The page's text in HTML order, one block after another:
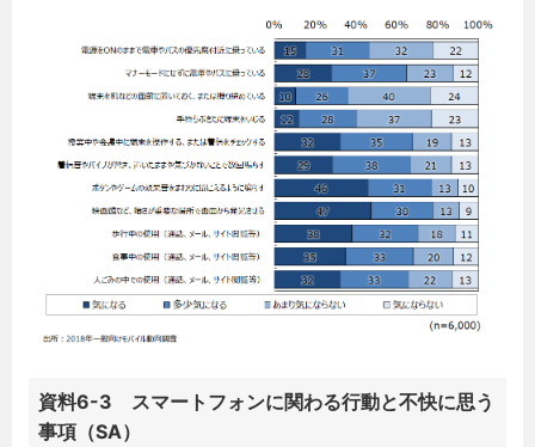
資料6-3 スマートフォンに関わる行動と不快に思う
事項（SA）